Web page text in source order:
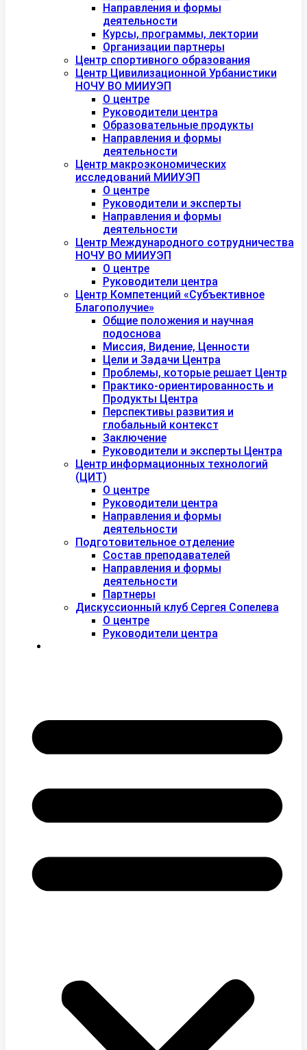
Направления и формы
деятельности
Курсы, программы, лектории
Организации партнеры
Центр спортивного образования
Центр Цивилизационной Урбанистики
НОЧУ ВО МИИУЭП
О центре
Руководители центра
Образовательные продукты
Направления и формы
деятельности
Центр макроэкономических
исследований МИИУЭП
О центре
Руководители и эксперты
Направления и формы
деятельности
Центр Международного сотрудничества
НОЧУ ВО МИИУЭП
О центре
Руководители центра
Центр Компетенций «Субъективное
Благополучие»
Общие положения и научная
подоснова
Миссия, Видение, Ценности
Цели и Задачи Центра
Проблемы, которые решает Центр
Практико-ориентированность и
Продукты Центра
Перспективы развития и
глобальный контекст
Заключение
Руководители и эксперты Центра
Центр информационных технологий
(ЦИТ)
О центре
Руководители центра
Направления и формы
деятельности
Подготовительное отделение
Состав преподавателей
Направления и формы
деятельности
Партнеры
Дискуссионный клуб Сергея Сопелева
О центре
Руководители центра